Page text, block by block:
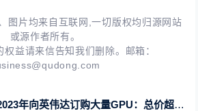
图片均来自互联网,一切版权均归源网站
或源作者所有。
益请来信告知我们删除。邮箱：
年向英伟达订购大量GPU：总价超10亿美元！